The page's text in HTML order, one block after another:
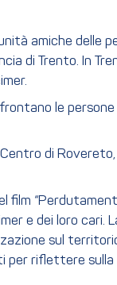
amiche delle
di Trento. In
le
di
film
e dei loro cari.
sul
per riflettere